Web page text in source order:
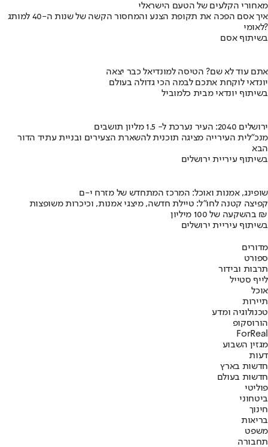
מאחורי הקלעים של הטעם הישראלי
איך אסם הפכה את תקופת הצנע והמחסור הקשה של שנות ה-40 למותג
לאומי?
בשיתוף אסם
אתם עוד לא שם? הטיסה למונדיאל כבר יצאה
יונדאי לוקחת אתכם לבמה הכי גדולה בעולם
בשיתוף יונדאי מבית כלמוביל
ירושלים 2040: העיר נערכת ל- 1.5 מליון תושבים
מנכ"לית העירייה מציגה תוכנית להשארת הצעירים ובניית עתיד הדור
הבא
בשיתוף עיריית ירושלים
שופינג, אמנות ואוכל: המרכז המתחדש של מזרח י-ם
קפיצה קטנה לחו"ל: טיילת חדשה, מיצגי אמנות, וכיכרות משופצות
בהשקעה של 100 מיליון ₪
בשיתוף עיריית ירושלים
מדורים
ספורט
תרבות ובידור
לייף סטייל
אוכל
תיירות
טכנולוגיה ומדע
הורוסקופ
ForReal
מגזין השבוע
דעות
חדשות בארץ
חדשות בעולם
פוליטי
ביטחוני
חינוך
בריאות
משפט
תחבורה